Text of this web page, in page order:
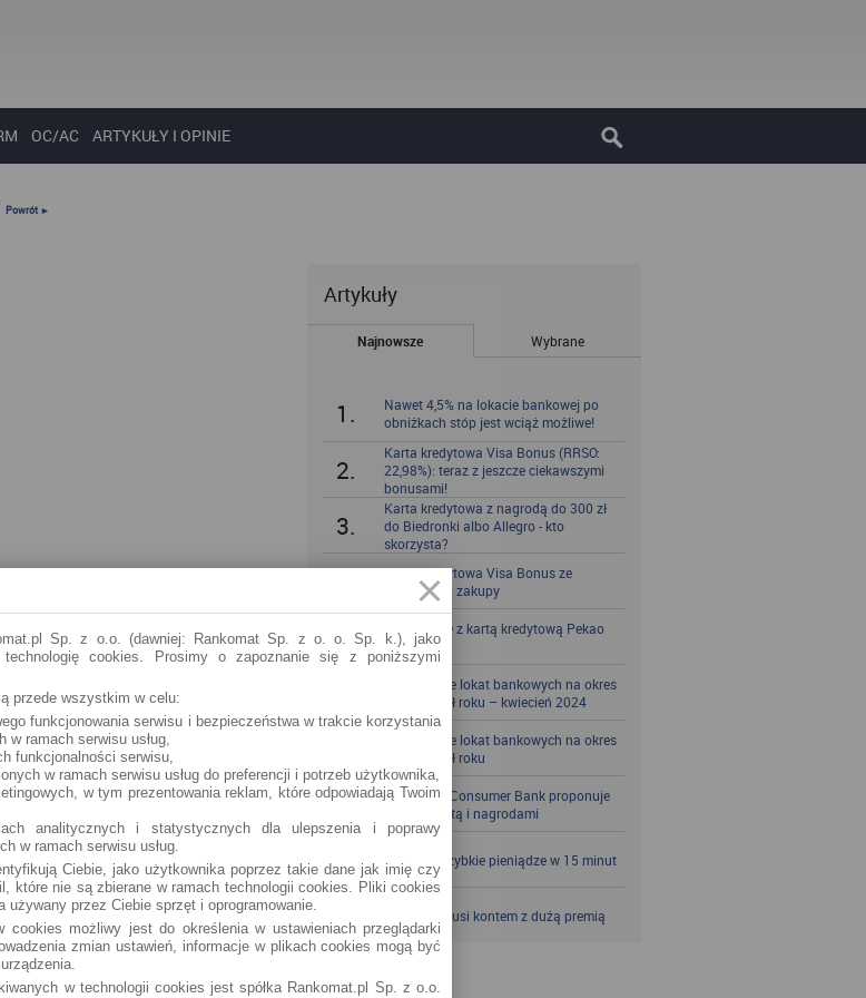
OC/AC ARTYKUŁY I OPINIE
Powrót ►
Artykuły
Najnowsze Wybrane
1.
Nawet 4,5% na lokacie bankowej po
obniżkach stóp jest wciąż możliwe!
2.
Karta kredytowa Visa Bonus (RRSO:
22,98%): teraz z jeszcze ciekawszymi
bonusami!
3.
Karta kredytowa z nagrodą do 300 zł
do Biedronki albo Allegro - kto
skorzysta?
Karta kredytowa Visa Bonus ze
zwrotem za zakupy
5.
Zbieraj mile z kartą kredytową Pekao
S.A.
Porównanie lokat bankowych na okres
powyżej pół roku – kwiecień 2024
Porównanie lokat bankowych na okres
powyżej pół roku
8.
Santander Consumer Bank proponuje
jesień z kartą i nagrodami
9. SKOK po szybkie pieniądze w 15 minut
10. VeloBank kusi kontem z dużą premią
Sp. z o.o. (dawniej: Rankomat Sp. z o. o. Sp. k.), jako
technologię cookies. Prosimy o zapoznanie się z poniższymi
przede wszystkim w celu:
funkcjonowania serwisu i bezpieczeństwa w trakcie korzystania
w ramach serwisu usług,
funkcjonalności serwisu,
w ramach serwisu usług do preferencji i potrzeb użytkownika,
w tym prezentowania reklam, które odpowiadają Twoim
analitycznych i statystycznych dla ulepszenia i poprawy
w ramach serwisu usług.
Ciebie, jako użytkownika poprzez takie dane jak imię czy
które nie są zbierane w ramach technologii cookies. Pliki cookies
używany przez Ciebie sprzęt i oprogramowanie.
cookies możliwy jest do określenia w ustawieniach przeglądarki
zmian ustawień, informacje w plikach cookies mogą być
w technologii cookies jest spółka Rankomat.pl Sp. z o.o.